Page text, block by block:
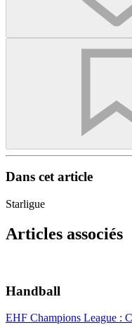
Dans cet article
Starligue
Articles associés
Handball
EHF Champions League :